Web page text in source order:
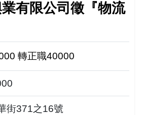
業有限公司徵『物流
轉正職40000
街371之16號